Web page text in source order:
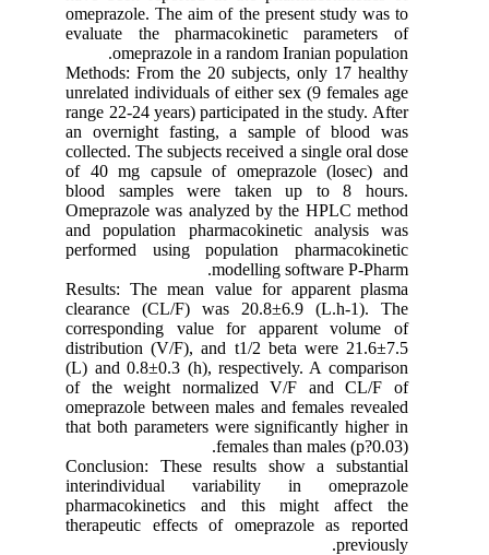
omeprazole. The aim of the present study was to
evaluate the pharmacokinetic parameters of
omeprazole in a random Iranian population.
Methods: From the 20 subjects, only 17 healthy
unrelated individuals of either sex (9 females age
range 22-24 years) participated in the study. After
an overnight fasting, a sample of blood was
collected. The subjects received a single oral dose
of 40 mg capsule of omeprazole (losec) and
blood samples were taken up to 8 hours.
Omeprazole was analyzed by the HPLC method
and population pharmacokinetic analysis was
performed using population pharmacokinetic
modelling software P-Pharm.
Results: The mean value for apparent plasma
clearance (CL/F) was 20.8±6.9 (L.h-1). The
corresponding value for apparent volume of
distribution (V/F), and t1/2 beta were 21.6±7.5
(L) and 0.8±0.3 (h), respectively. A comparison
of the weight normalized V/F and CL/F of
omeprazole between males and females revealed
that both parameters were significantly higher in
females than males (p?0.03).
Conclusion: These results show a substantial
interindividual variability in omeprazole
pharmacokinetics and this might affect the
therapeutic effects of omeprazole as reported
previously.